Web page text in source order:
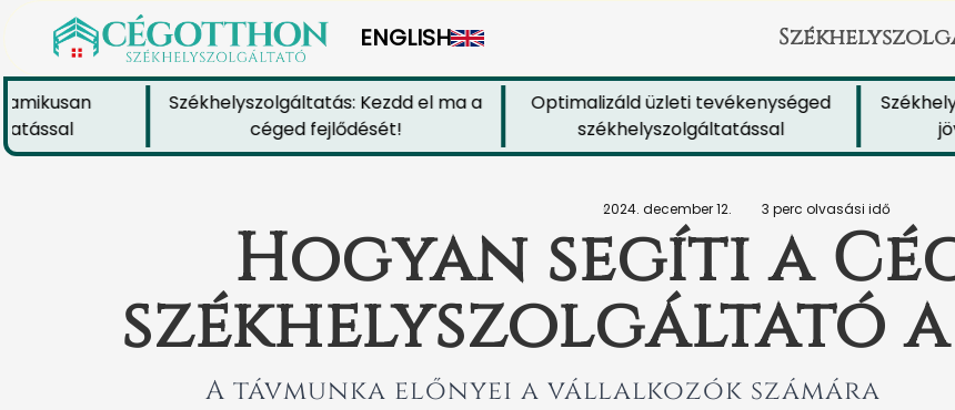
ENGLISH
Székhelyszolgáltatás: Kezdd el ma a
céged fejlődését!
Optimalizáld üzleti tevékenységed
székhelyszolgáltatással
2024. december 12. 3 perc olvasási idő
Hogyan segíti a
székhelyszolgáltató
A távmunka előnyei a vállalkozók számára